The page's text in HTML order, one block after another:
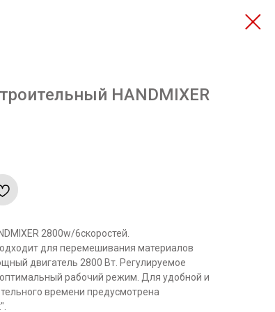
HANDMIXER
2800w/6скоростей.
для перемешивания материалов
двигатель 2800 Вт. Регулируемое
рабочий режим. Для удобной и
времени предусмотрена